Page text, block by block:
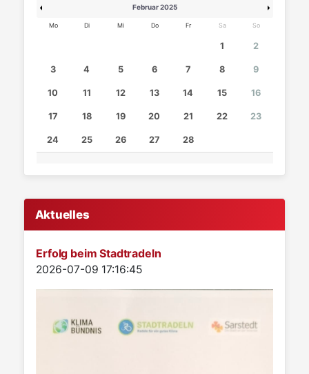
Februar 2025
Mo Di Mi Do Fr Sa So
1 2
3 4 5 6 7 8 9
10 11 12 13 14 15 16
17 18 19 20 21 22 23
24 25 26 27 28
Aktuelles
Erfolg beim Stadtradeln
Details
2026-07-09 17:16:45